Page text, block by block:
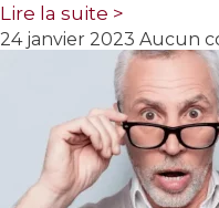
Lire la suite >
24 janvier 2023 Aucun